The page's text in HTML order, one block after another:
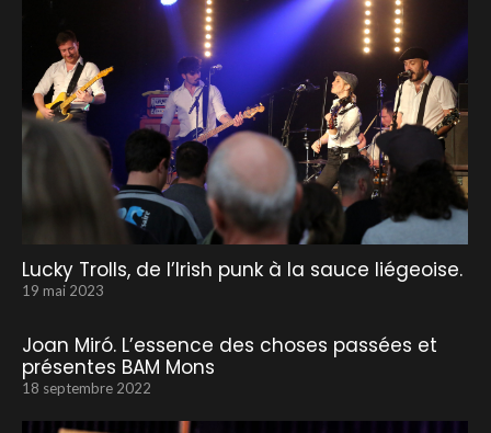
Lucky Trolls, de l’Irish punk à la sauce liégeoise.
19 mai 2023
Joan Miró. L’essence des choses passées et
présentes BAM Mons
18 septembre 2022